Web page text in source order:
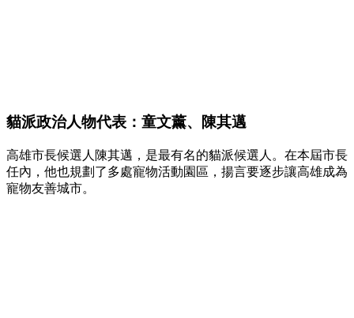
貓派政治人物代表：童文薰、陳其邁
高雄市長候選人陳其邁，是最有名的貓派候選人。在本屆市長
任內，他也規劃了多處寵物活動園區，揚言要逐步讓高雄成為
寵物友善城市。